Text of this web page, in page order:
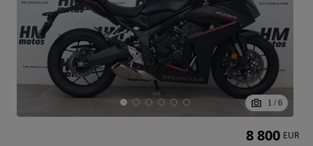
1 / 6
8 800 EUR